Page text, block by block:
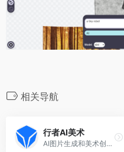
相关导航
行者AI美术
AI图片生成和美术创作工具箱